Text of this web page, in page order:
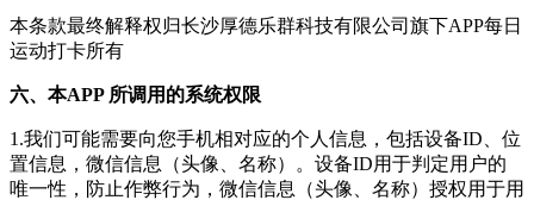
本条款最终解释权归长沙厚德乐群科技有限公司 旗下APP每日
运动打卡所有
六、本APP 所调用的系统权限
1.我们可能需要向您手机相对应的个人信息，包括设备ID、位
置信息，微信信息（头像、名称）。设备ID用于判定用户的
唯一性，防止作弊行为，微信信息（头像、名称）授权用于用